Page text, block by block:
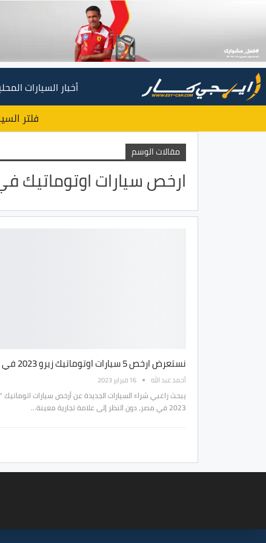
أخبار السيارات
فلتر
مقالات الوسم
ارخص سيارات اوتوماتيك
نستعرض ارخص 5 سيارات اوتوماتيك زيرو 2023 في مصر
أحمد عبد الله 16 فبراير 2023
يبحث راغبي شراء السيارات الجديدة عن أرخص سيارات اتوماتيك
2023 في مصر، دون النظر إلى علامة تجارية معينة…